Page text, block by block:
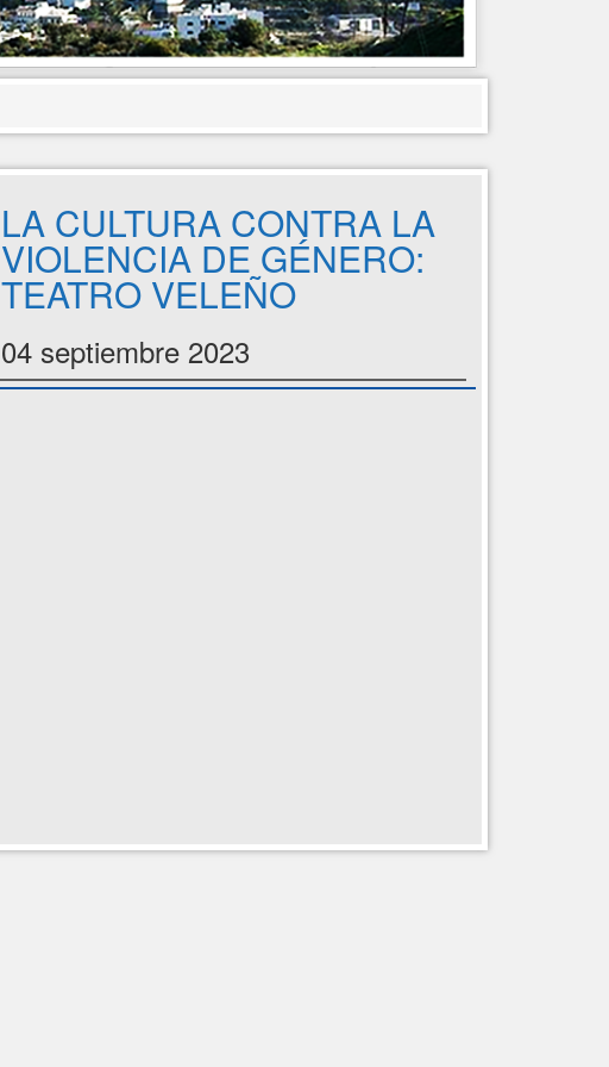
LA CULTURA CONTRA LA
VIOLENCIA DE GÉNERO:
TEATRO VELEÑO
04 septiembre 2023